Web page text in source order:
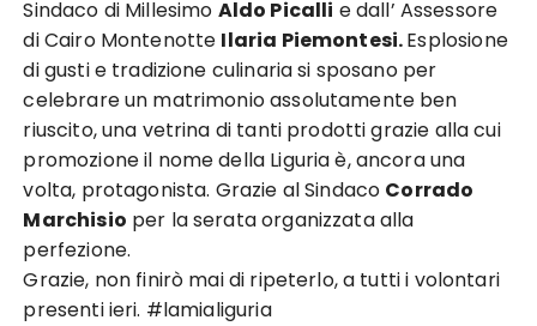
Sindaco di Millesimo Aldo Picalli e dall’ Assessore
di Cairo Montenotte Ilaria Piemontesi.Esplosione
di gusti e tradizione culinaria si sposano per
celebrare un matrimonio assolutamente ben
riuscito, una vetrina di tanti prodotti grazie alla cui
promozione il nome della Liguria è, ancora una
volta, protagonista. Grazie al Sindaco Corrado
Marchisio per la serata organizzata alla
perfezione.
Grazie, non finirò mai di ripeterlo, a tutti i volontari
presenti ieri. #lamialiguria